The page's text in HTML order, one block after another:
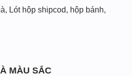
Lót hộp shipcod, hộp bánh,
MÀU SẮC